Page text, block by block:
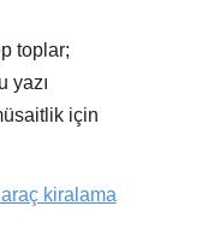
toplar;
yazı
için
kiralama